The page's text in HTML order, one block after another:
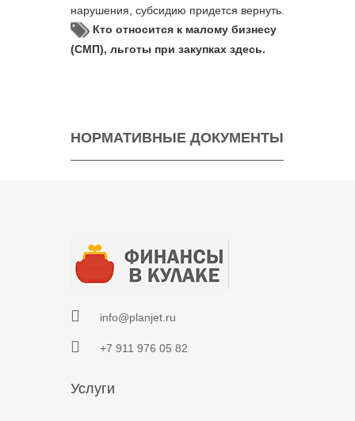
нарушения, субсидию придется вернуть.
Кто относится к малому бизнесу
(СМП), льготы при закупках здесь.
НОРМАТИВНЫЕ ДОКУМЕНТЫ
info@planjet.ru
+7 911 976 05 82
Услуги